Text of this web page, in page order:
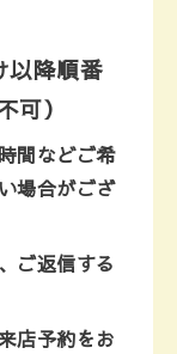
以降順番
可）
間などご希
場合がござ
ご返信する
店予約をお